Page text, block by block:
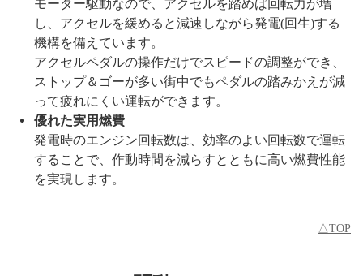
し、アクセルを緩めると減速しながら発電(回生)する
機構を備えています。
アクセルペダルの操作だけでスピードの調整ができ、
ストップ＆ゴーが多い街中でもペダルの踏みかえが減
って疲れにくい運転ができます。
優れた実用燃費
発電時のエンジン回転数は、効率のよい回転数で運転
することで、作動時間を減らすとともに高い燃費性能
を実現します。
△TOP